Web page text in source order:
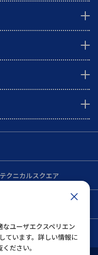
ユーザエクスペリエン
ています。詳しい情報に
ださい。
テクニカルスクエア